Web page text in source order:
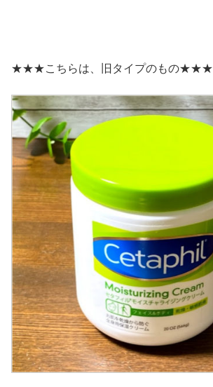
★★★こちらは、旧タイプのもの★★★